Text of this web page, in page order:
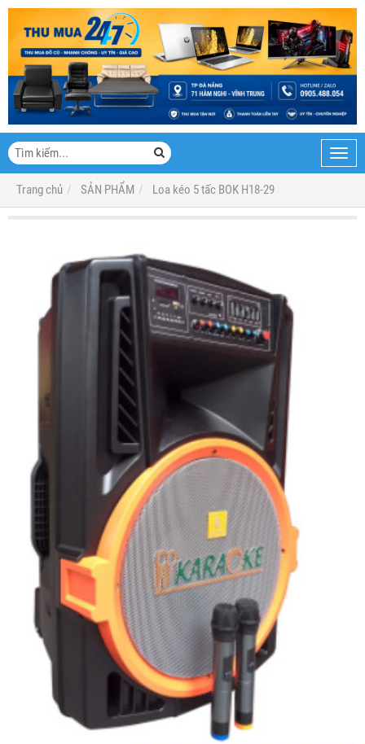
Trang chủ
SẢN PHẨM Loa kéo 5 tấc BOK H18-29